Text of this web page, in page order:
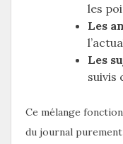
les
Les
Les
suivis
Ce mélange
du journal